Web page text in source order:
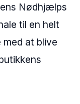
Nødhjælps
til en helt
med at blive